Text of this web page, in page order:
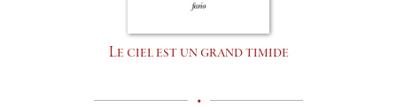
Le ciel est un grand timide
•